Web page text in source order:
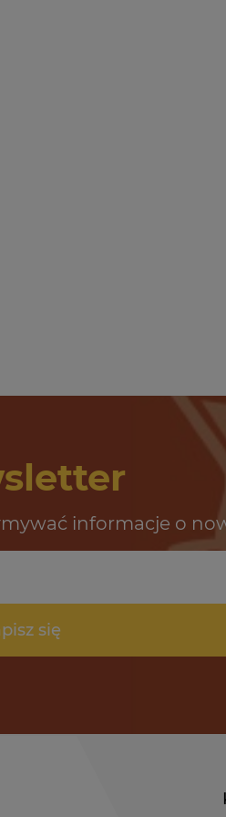
informacje o
się